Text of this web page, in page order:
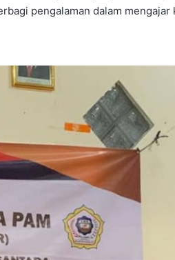
pengalaman dalam mengajar